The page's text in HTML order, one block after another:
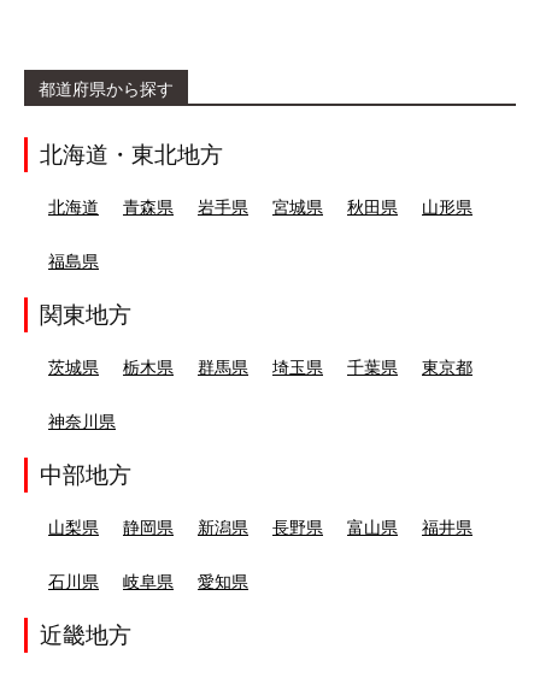
都道府県から探す
北海道・東北地方
北海道 青森県 岩手県 宮城県 秋田県 山形県
福島県
関東地方
茨城県 栃木県 群馬県 埼玉県 千葉県 東京都
神奈川県
中部地方
山梨県 静岡県 新潟県 長野県 富山県 福井県
石川県 岐阜県 愛知県
近畿地方